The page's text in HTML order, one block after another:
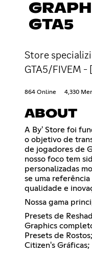
GTA5
Store
GTA5/FIVEM -
864 Online 4,330
ABOUT
A By' Store foi
o objetivo de
de jogadores de
nosso foco tem
personalizadas
se uma
qualidade e
Nossa gama
Presets de
Graphics
Presets de Rostos;
Citizen's Gráficas;